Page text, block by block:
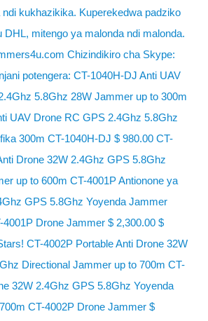
ndi kukhazikika. Kuperekedwa padziko
DHL, mitengo ya malonda ndi malonda.
Chizindikiro cha Skype:
potengera: CT-1040H-DJ Anti UAV
5.8Ghz 28W Jammer up to 300m
UAV Drone RC GPS 2.4Ghz 5.8Ghz
300m CT-1040H-DJ $ 980.00 CT-
Drone 32W 2.4Ghz GPS 5.8Ghz
up to 600m CT-4001P Antionone ya
GPS 5.8Ghz Yoyenda Jammer
Drone Jammer $ 2,300.00 $
CT-4002P Portable Anti Drone 32W
Directional Jammer up to 700m CT-
32W 2.4Ghz GPS 5.8Ghz Yoyenda
CT-4002P Drone Jammer $